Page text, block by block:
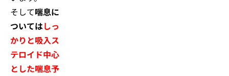
そして喘息に
ついてはしっ
かりと吸入ス
テロイド中心
とした喘息予